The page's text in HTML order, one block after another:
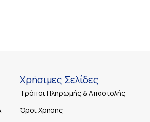
Χρήσιμες Σελίδες
Τρόποι Πληρωμής & Αποστολής
Όροι Χρήσης